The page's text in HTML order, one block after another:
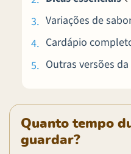
Variações de
Cardápio
Outras versões
Quanto tempo
guardar?